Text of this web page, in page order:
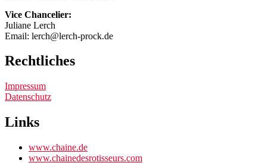
Vice Chancelier:
Juliane Lerch
Email: lerch@lerch-prock.de
Rechtliches
Impressum
Datenschutz
Links
www.chaine.de
www.chainedesrotisseurs.com